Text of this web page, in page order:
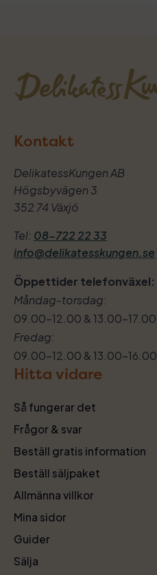
Kontakt
DelikatessKungen AB
Högsbyvägen 3
352 74 Växjö
Tel: 08-722 22 33
info@delikatesskungen.se
Öppettider telefonväxel:
Måndag-torsdag:
09.00–12.00 & 13.00–17.00
Fredag:
09.00–12.00 & 13.00–16.00
Hitta vidare
Så fungerar det
Frågor & svar
Beställ gratis information
Beställ säljpaket
Allmänna villkor
Mina sidor
Guider
Sälja